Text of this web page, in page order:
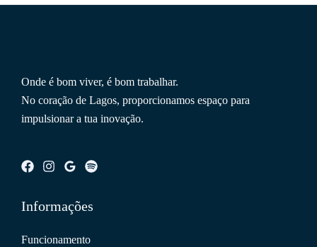
Onde é bom viver, é bom trabalhar.
No coração de Lagos, proporcionamos espaço para
impulsionar a tua inovação.
Informações
Funcionamento